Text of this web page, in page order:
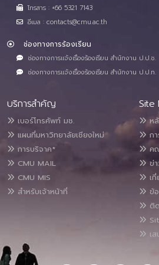
โทรสาร : +66 5321 7143
อีเมล : contacts@cmu.ac.th
ช่องทางการร้องเรียน
ช่องทางการแจ้งเรื่องร้องเรียน สำนักงาน ป.ป.ช.
ช่องทางการแจ้งเรื่องร้องเรียน สำนักงาน ป.ป.ท.
บริการสำคัญ
เบอร์โทรศัพท์ มช.
แผนที่มหาวิทยาลัยเชียงใหม่
การบริจาค*
CMU MAIL
CMU MIS
สำหรับเจ้าหน้าที่
Site
หลั
ก
ค
ข่
เ
ข้
ติ
เ